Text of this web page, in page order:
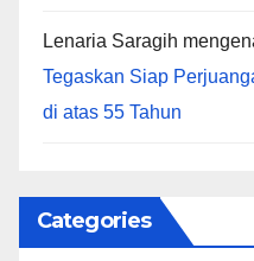
Lenaria Saragih
Tegaskan Siap
di atas 55 Tahun
Categories